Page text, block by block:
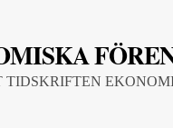
TIDSKRIFTEN